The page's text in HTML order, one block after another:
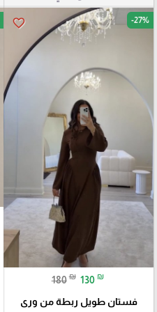
favorite_border -27%
180 ₪ 130 ₪
فستان طويل ربطة من ورى